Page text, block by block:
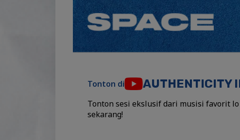
Tonton di AUTHENTICITY
Tonton sesi ekslusif dari musisi favorit
sekarang!